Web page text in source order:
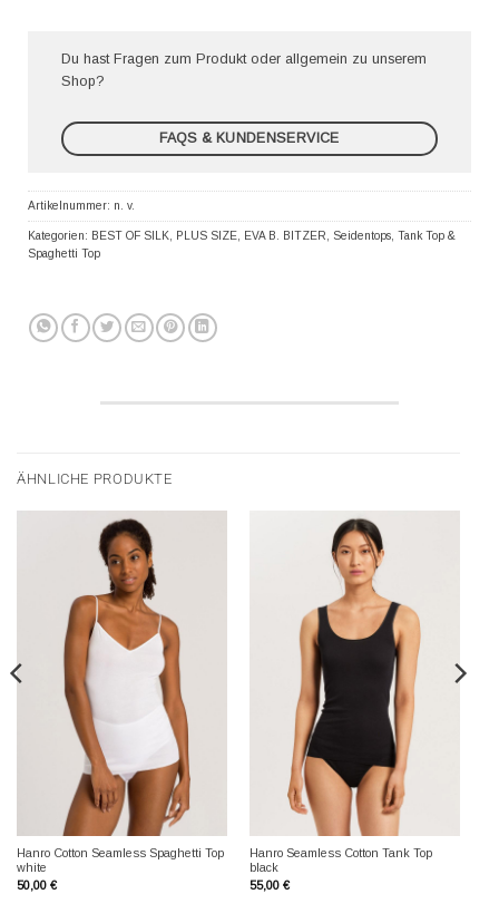
Du hast Fragen zum Produkt oder allgemein zu unserem
Shop?
FAQS & KUNDENSERVICE
Artikelnummer: n. v.
Kategorien: BEST OF SILK PLUS SIZE EVA B. BITZER Seidentops Tank Top &
Spaghetti Top
ÄHNLICHE PRODUKTE
Hanro Cotton Seamless Spaghetti Top
white
50,00 €
Hanro Seamless Cotton Tank Top
black
55,00 €